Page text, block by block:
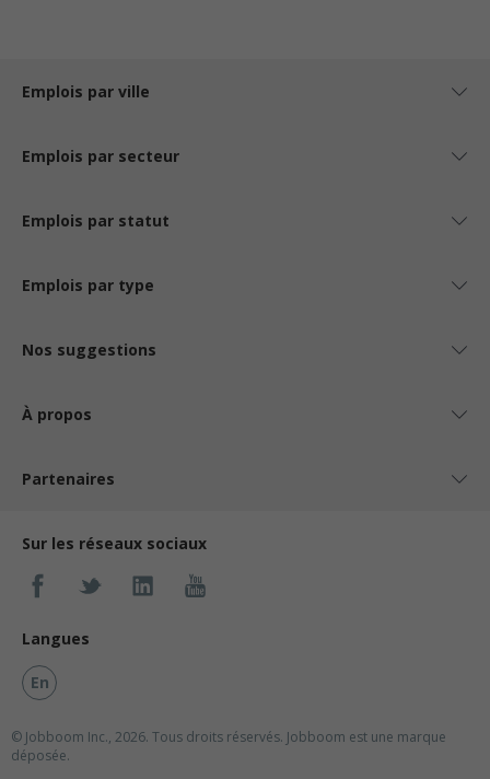
Emplois par ville
Emplois par secteur
Emplois par statut
Emplois par type
Nos suggestions
À propos
Partenaires
Sur les réseaux sociaux
Langues
En
© Jobboom Inc., 2026. Tous droits réservés. Jobboom est une marque
déposée.